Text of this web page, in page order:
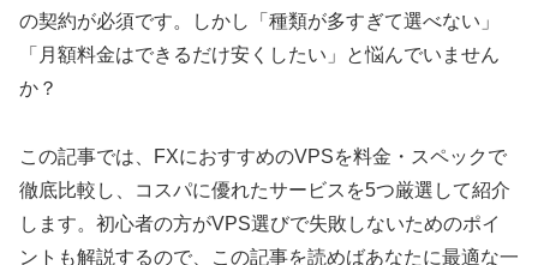
の契約が必須です。しかし「種類が多すぎて選べない」
「月額料金はできるだけ安くしたい」と悩んでいません
か？
この記事では、FXにおすすめのVPSを料金・スペックで
徹底比較し、コスパに優れたサービスを5つ厳選して紹介
します。初心者の方がVPS選びで失敗しないためのポイ
ントも解説するので、この記事を読めばあなたに最適な一